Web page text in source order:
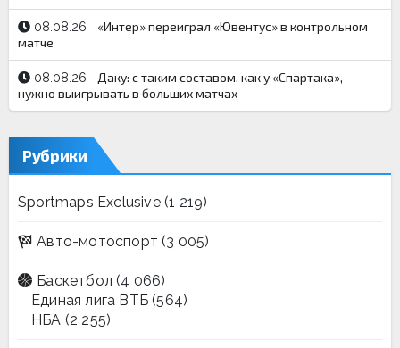
08.08.26
«Интер» переиграл «Ювентус» в контрольном
матче
08.08.26
Даку: с таким составом, как у «Спартака»,
нужно выигрывать в больших матчах
Рубрики
Sportmaps Exclusive(1 219)
Авто-мотоспорт (3 005)
Баскетбол (4 066)
Единая лига ВТБ (564)
НБА (2 255)